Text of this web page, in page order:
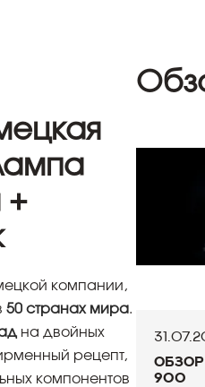
+
компании,
50 странах мира.
на двойных
рецепт,
компонентов
900